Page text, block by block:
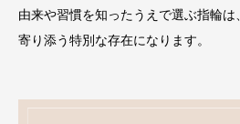
由来や習慣を知ったうえで選ぶ指輪は
寄り添う特別な存在になります。